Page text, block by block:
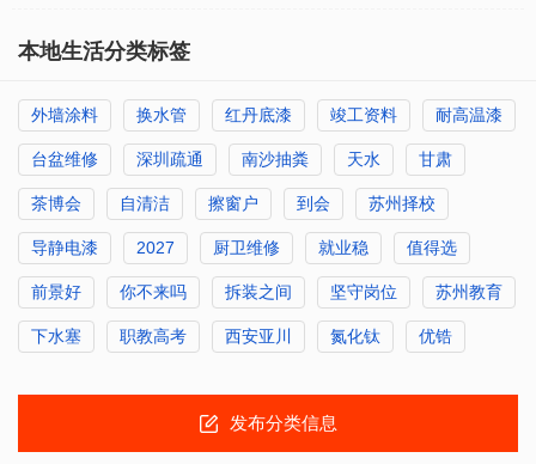
本地生活分类标签
外墙涂料 换水管 红丹底漆 竣工资料 耐高温漆
台盆维修 深圳疏通 南沙抽粪 天水 甘肃
茶博会 自清洁 擦窗户 到会 苏州择校
导静电漆 2027 厨卫维修 就业稳 值得选
前景好 你不来吗 拆装之间 坚守岗位 苏州教育
下水塞 职教高考 西安亚川 氮化钛 优锆
发布分类信息